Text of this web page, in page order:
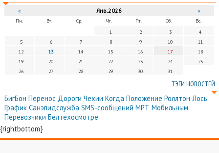
« Янв.2026 »
Пн. Вт. Ср. Чт. Пт. Сб.
Вс.
1
2 3
4
5
6 7 8 9 10
11
12
13 14 15 16 17
18
19
20 21 22 23 24
25
26
27 28 29 30 31
ТЭГИ НОВОСТЕЙ
БигБон Перенос Дороги Чехии Когда Положение Роллтон Лось
График Санэпидслужба SMS-сообщений МРТ Мобильным
Перевозчики Белтехосмотре
{rightbottom}